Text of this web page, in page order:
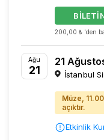
200,00 ₺ 'den
Ağu
21
21
İstanbul
Müze,
açıktır.
Etkinlik